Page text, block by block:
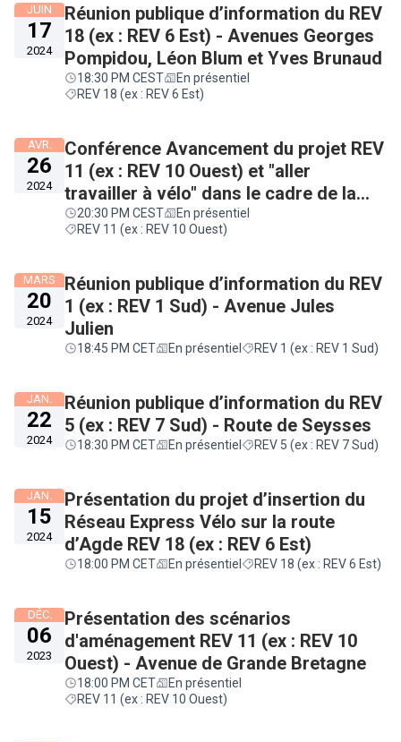
JUIN
17
2024
Réunion publique d’information du REV
18 (ex : REV 6 Est) - Avenues Georges
Pompidou, Léon Blum et Yves Brunaud
18:30 PM CEST
En présentiel
REV 18 (ex : REV 6 Est)
AVR.
26
2024
Conférence Avancement du projet REV
11 (ex : REV 10 Ouest) et "aller
travailler à vélo" dans le cadre de la
Fête du Vélo à Pibrac
20:30 PM CEST
En présentiel
REV 11 (ex : REV 10 Ouest)
MARS
20
2024
Réunion publique d’information du REV
1 (ex : REV 1 Sud) - Avenue Jules
Julien
18:45 PM CET En présentiel REV 1 (ex : REV 1 Sud)
JAN.
22
2024
Réunion publique d’information du REV
5 (ex : REV 7 Sud) - Route de Seysses
18:30 PM CET En présentiel REV 5 (ex : REV 7 Sud)
JAN.
15
2024
Présentation du projet d’insertion du
Réseau Express Vélo sur la route
d’Agde REV 18 (ex : REV 6 Est)
18:00 PM CET En présentiel REV 18 (ex : REV 6 Est)
DÉC.
06
2023
Présentation des scénarios
d'aménagement REV 11 (ex : REV 10
Ouest) - Avenue de Grande Bretagne
18:00 PM CET
En présentiel
REV 11 (ex : REV 10 Ouest)